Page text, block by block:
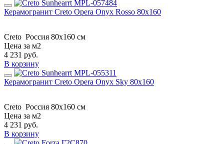
Керамогранит Creto Opera Onyx Rosso 80х160
Creto Россия 80х160 см
Цена за м2
4 231 руб.
В корзину
Керамогранит Creto Opera Onyx Sky 80х160
Creto Россия 80х160 см
Цена за м2
4 231 руб.
В корзину